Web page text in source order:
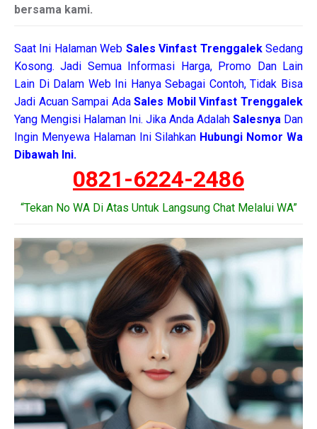
bersama kami.
Saat Ini Halaman Web Sales Vinfast TrenggalekSedang
Kosong. Jadi Semua Informasi Harga, Promo Dan Lain
Lain Di Dalam Web Ini Hanya Sebagai Contoh, Tidak Bisa
Jadi Acuan Sampai AdaSales Mobil Vinfast Trenggalek
Yang Mengisi Halaman Ini. Jika Anda Adalah Salesnya Dan
Ingin Menyewa Halaman Ini Silahkan Hubungi Nomor Wa
Dibawah Ini.
0821-6224-2486
“Tekan No WA Di Atas Untuk Langsung Chat Melalui WA”